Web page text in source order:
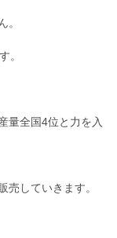
。
。
量全国4位と力を入
していきます。